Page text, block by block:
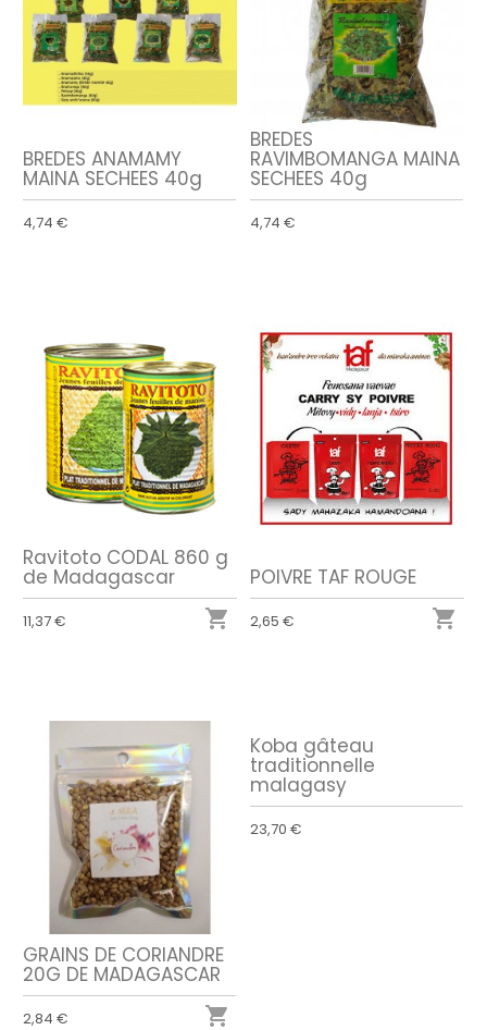
BREDES ANAMAMY
MAINA SECHEES 40g
4,74 €
BREDES
RAVIMBOMANGA MAINA
SECHEES 40g
4,74 €
Ravitoto CODAL 860 g
de Madagascar
11,37 € 
POIVRE TAF ROUGE
2,65 € 
GRAINS DE CORIANDRE
20G DE MADAGASCAR
2,84 € 
Koba gâteau
traditionnelle
malagasy
23,70 €